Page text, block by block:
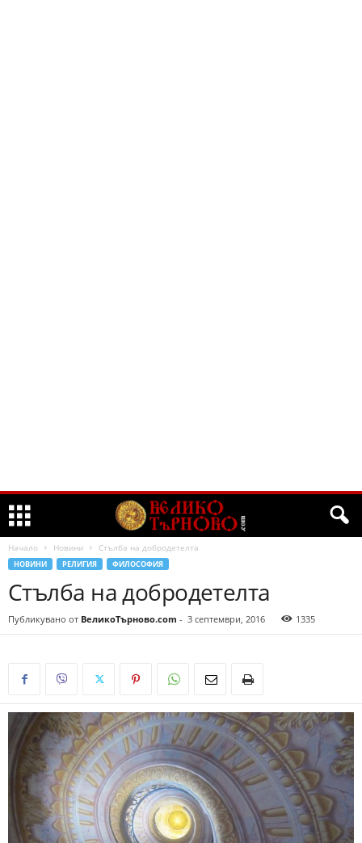
Начало Новини Стълба на добродетелта
НОВИНИ РЕЛИГИЯ ФИЛОСОФИЯ
Стълба на добродетелта
Публикувано от ВеликоТърново.com - 3 септември, 2016 1335